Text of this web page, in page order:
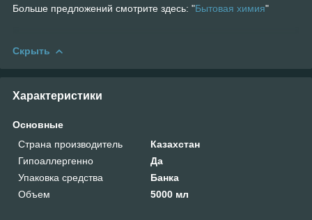
Больше предложений смотрите здесь: "Бытовая химия"
Скрыть
Характеристики
Основные
Страна производитель
Казахстан
Гипоаллергенно
Да
Упаковка средства
Банка
Объем
5000 мл